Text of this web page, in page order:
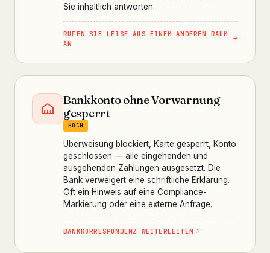
Sie inhaltlich antworten.
RUFEN SIE LEISE AUS EINEM ANDEREN RAUM
AN
Bankkonto ohne Vorwarnung
gesperrt
HOCH
Überweisung blockiert, Karte gesperrt, Konto
geschlossen — alle eingehenden und
ausgehenden Zahlungen ausgesetzt. Die
Bank verweigert eine schriftliche Erklärung.
Oft ein Hinweis auf eine Compliance-
Markierung oder eine externe Anfrage.
BANKKORRESPONDENZ WEITERLEITEN